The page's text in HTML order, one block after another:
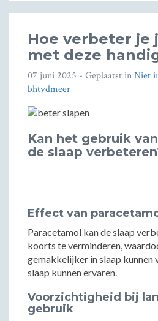
Hoe verbeter je
met deze
07 juni 2025 - Geplaatst inNiet
bhtvdmeer
Kan het gebruik
de slaap
Effect van
Paracetamol kan de slaap
koorts te verminderen,
gemakkelijker in slaap kunnen
slaap kunnen ervaren.
Voorzichtigheid bij
gebruik